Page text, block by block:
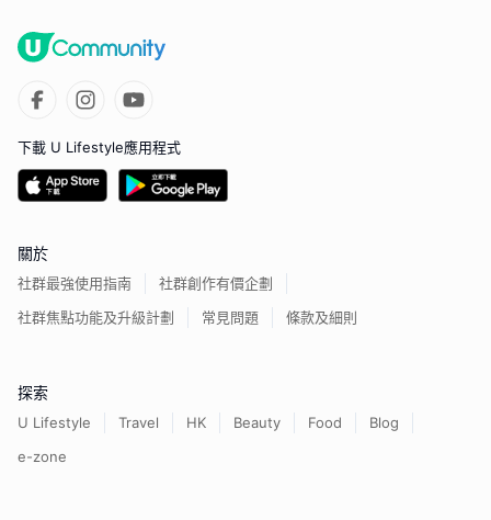
下載 U Lifestyle應用程式
關於
社群最強使用指南
社群創作有價企劃
社群焦點功能及升級計劃
常見問題 條款及細則
探索
U Lifestyle Travel HK Beauty Food
Blog
e-zone